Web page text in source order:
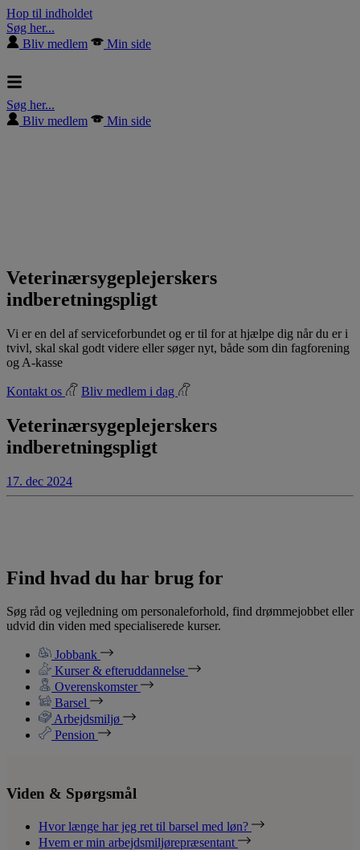
Hop til indholdet
Søg her...
Bliv medlem
Min side
Søg her...
Bliv medlem
Min side
Veterinærsygeplejerskers
indberetningspligt
Vi er en del af serviceforbundet og er til for at hjælpe dig når du er i
tvivl, skal skal godt videre eller søger nyt, både som din fagforening
og A-kasse
Kontakt os Bliv medlem i dag
Veterinærsygeplejerskers
indberetningspligt
17. dec 2024
Find hvad du har brug for
Søg råd og vejledning om personaleforhold, find drømmejobbet eller
udvid din viden med specialiserede kurser.
Jobbank
Kurser & efteruddannelse
Overenskomster
Barsel
Arbejdsmiljø
Pension
Viden & Spørgsmål
Hvor længe har jeg ret til barsel med løn?
Hvem er min arbejdsmiljørepræsentant